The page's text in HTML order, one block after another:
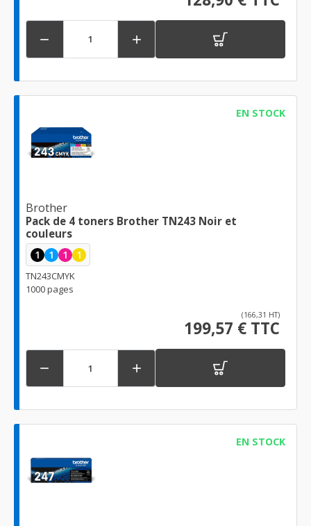
 
EN STOCK
Brother
Pack de 4 toners Brother TN243 Noir et
couleurs
1 1 1 1
TN243CMYK
1000 pages
(166,31 HT)
199,57 € TTC
 
EN STOCK